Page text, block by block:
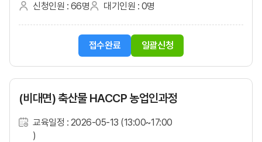
신청인원 : 66명
대기인원 : 0명
접수완료 일괄신청
(비대면) 축산물 HACCP 농업인과정
교육일정 : 2026-05-13 (13:00~17:00
)